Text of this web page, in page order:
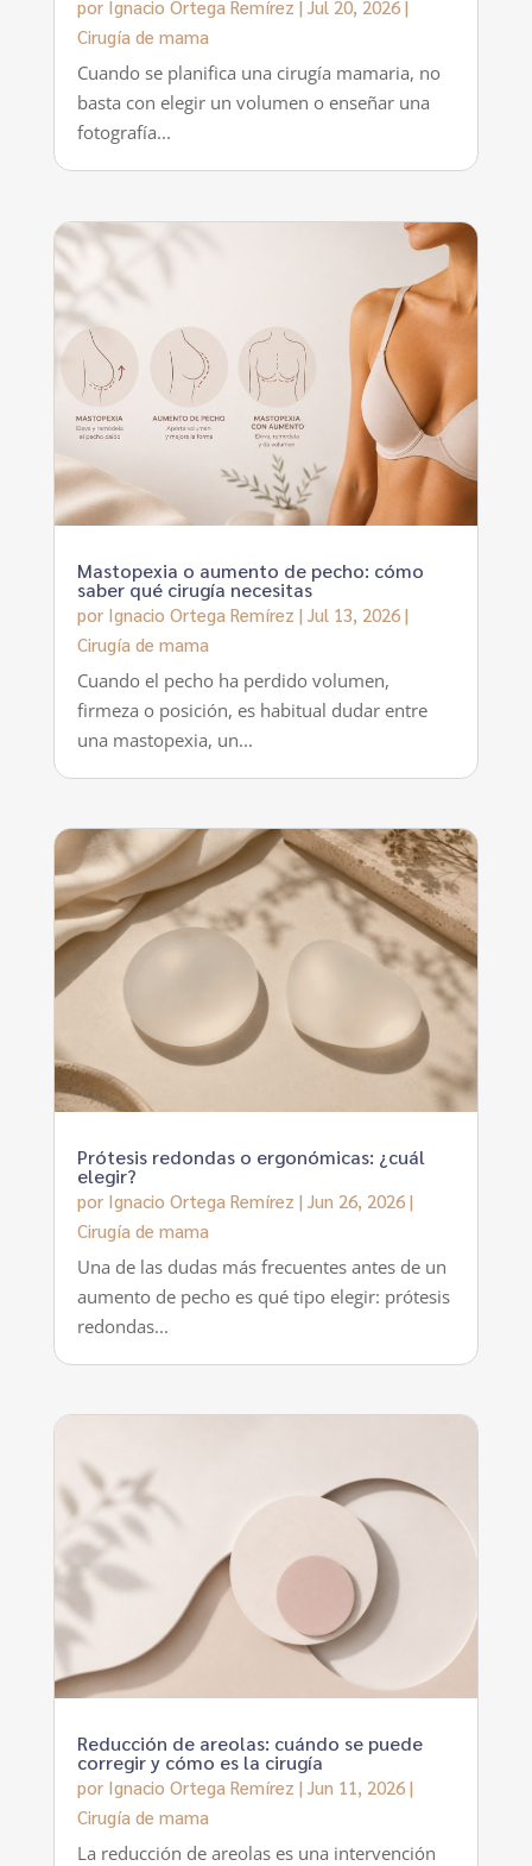
por Ignacio Ortega Remírez | Jul 20, 2026|
Cirugía de mama
Cuando se planifica una cirugía mamaria, no
basta con elegir un volumen o enseñar una
fotografía...
Mastopexia o aumento de pecho: cómo
saber qué cirugía necesitas
por Ignacio Ortega Remírez | Jul 13, 2026|
Cirugía de mama
Cuando el pecho ha perdido volumen,
firmeza o posición, es habitual dudar entre
una mastopexia, un...
Prótesis redondas o ergonómicas: ¿cuál
elegir?
por Ignacio Ortega Remírez | Jun 26, 2026|
Cirugía de mama
Una de las dudas más frecuentes antes de un
aumento de pecho es qué tipo elegir: prótesis
redondas...
Reducción de areolas: cuándo se puede
corregir y cómo es la cirugía
por Ignacio Ortega Remírez | Jun 11, 2026|
Cirugía de mama
La reducción de areolas es una intervención